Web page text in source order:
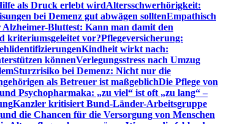
als Druck erlebt wirdAltersschwerhörigkeit:
bei Demenz gut abwägen solltenEmpathisch
Alzheimer-Bluttest: Kann man damit den
kriteriumsgeleitet vor?Pflegeversicherung:
Kindheit wirkt nach:
könnenVerlegungsstress nach Umzug
Sturzrisiko bei Demenz: Nicht nur die
als Betreuer ist maßgeblichDie Pflege von
Psychopharmaka: „zu viel“ ist oft „zu lang“ –
Kanzler kritisiert Bund-Länder-Arbeitsgruppe
die Chancen für die Versorgung von Menschen